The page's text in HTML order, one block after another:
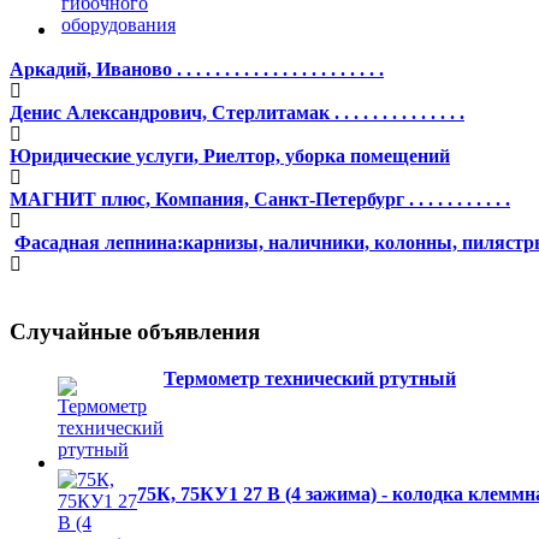
Аркадий, Иваново . . . . . . . . . . . . . . . . . . . . . .
Денис Александрович, Стерлитамак . . . . . . . . . . . . . .
Юридические услуги, Риелтор, уборка помещений
МАГНИТ плюс, Компания, Санкт-Петербург . . . . . . . . . . .
Фасадная лепнина:карнизы, наличники, колонны,
Случайные объявления
Термометр технический ртутный
75К, 75КУ1 27 В (4 зажима) - колодка